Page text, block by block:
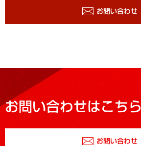
お問い合わせ
お問い合わせはこちら
お問い合わせ